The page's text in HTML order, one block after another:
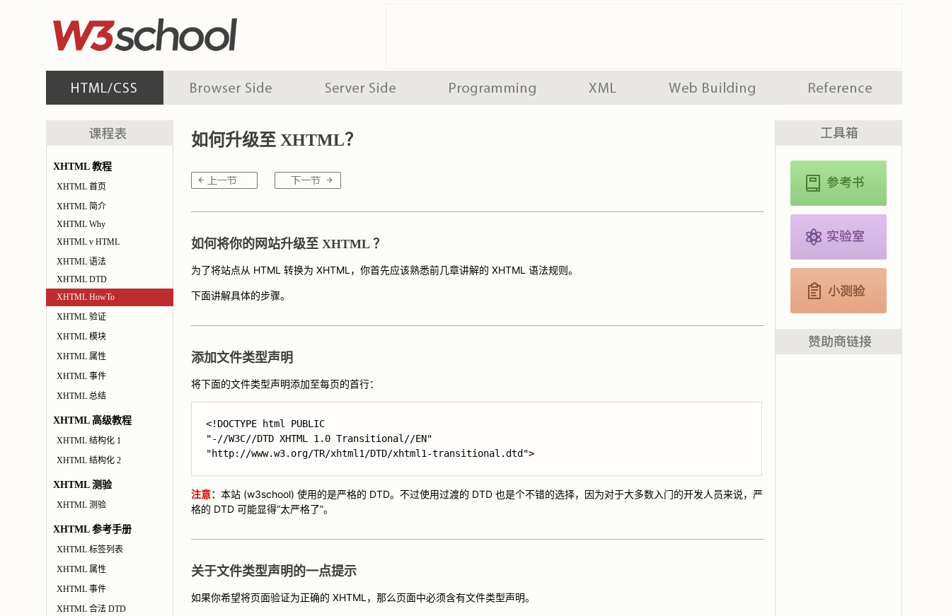
XHTML 教程
XHTML 首页
XHTML 简介
XHTML Why
XHTML v HTML
XHTML 语法
XHTML DTD
XHTML HowTo
XHTML 验证
XHTML 模块
XHTML 属性
XHTML 事件
XHTML 总结
XHTML 高级教程
XHTML 结构化 1
XHTML 结构化 2
XHTML 测验
XHTML 测验
XHTML 参考手册
XHTML 标签列表
XHTML 属性
XHTML 事件
XHTML 合法 DTD
如何升级至 XHTML？
如何将你的网站升级至 XHTML ？
为了将站点从 HTML 转换为 XHTML，你首先应该熟悉前几章讲解的 XHTML 语法规则。
下面讲解具体的步骤。
添加文件类型声明
将下面的文件类型声明添加至每页的首行：
<!DOCTYPE html PUBLIC
"-//W3C//DTD XHTML 1.0 Transitional//EN"
"http://www.w3.org/TR/xhtml1/DTD/xhtml1-transitional.dtd">
注意： 本站 (w3school) 使用的是严格的 DTD。不过使用过渡的 DTD 也是个不错的选择，因为对于大多数入门的开发人员来说，严
格的 DTD 可能显得“太严格了”。
关于文件类型声明的一点提示
如果你希望将页面验证为正确的 XHTML，那么页面中必须含有文件类型声明。